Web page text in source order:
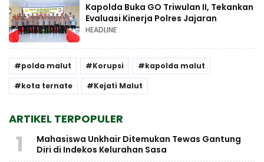
Kapolda Buka GO Triwulan II, Tekankan
Evaluasi Kinerja Polres Jajaran
HEADLINE
polda malut Korupsi
kapolda malut
kota ternate
Kejati Malut
ARTIKEL TERPOPULER
1
Mahasiswa Unkhair Ditemukan Tewas Gantung
Diri di Indekos Kelurahan Sasa